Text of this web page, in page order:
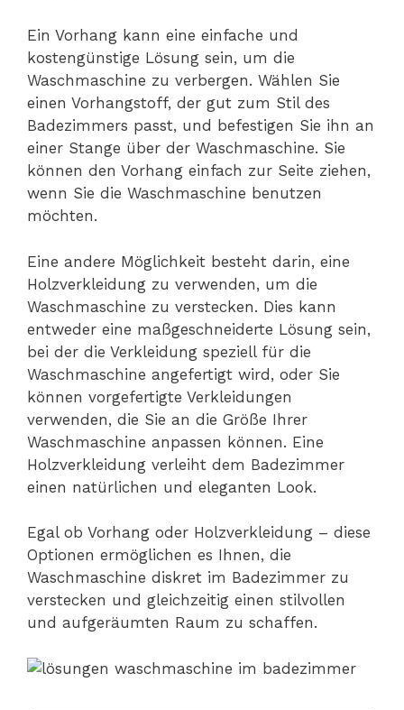
Ein Vorhang kann eine einfache und
kostengünstige Lösung sein, um die
Waschmaschine zu verbergen. Wählen Sie
einen Vorhangstoff, der gut zum Stil des
Badezimmers passt, und befestigen Sie ihn an
einer Stange über der Waschmaschine. Sie
können den Vorhang einfach zur Seite ziehen,
wenn Sie die Waschmaschine benutzen
möchten.
Eine andere Möglichkeit besteht darin, eine
Holzverkleidung zu verwenden, um die
Waschmaschine zu verstecken. Dies kann
entweder eine maßgeschneiderte Lösung sein,
bei der die Verkleidung speziell für die
Waschmaschine angefertigt wird, oder Sie
können vorgefertigte Verkleidungen
verwenden, die Sie an die Größe Ihrer
Waschmaschine anpassen können. Eine
Holzverkleidung verleiht dem Badezimmer
einen natürlichen und eleganten Look.
Egal ob Vorhang oder Holzverkleidung – diese
Optionen ermöglichen es Ihnen, die
Waschmaschine diskret im Badezimmer zu
verstecken und gleichzeitig einen stilvollen
und aufgeräumten Raum zu schaffen.